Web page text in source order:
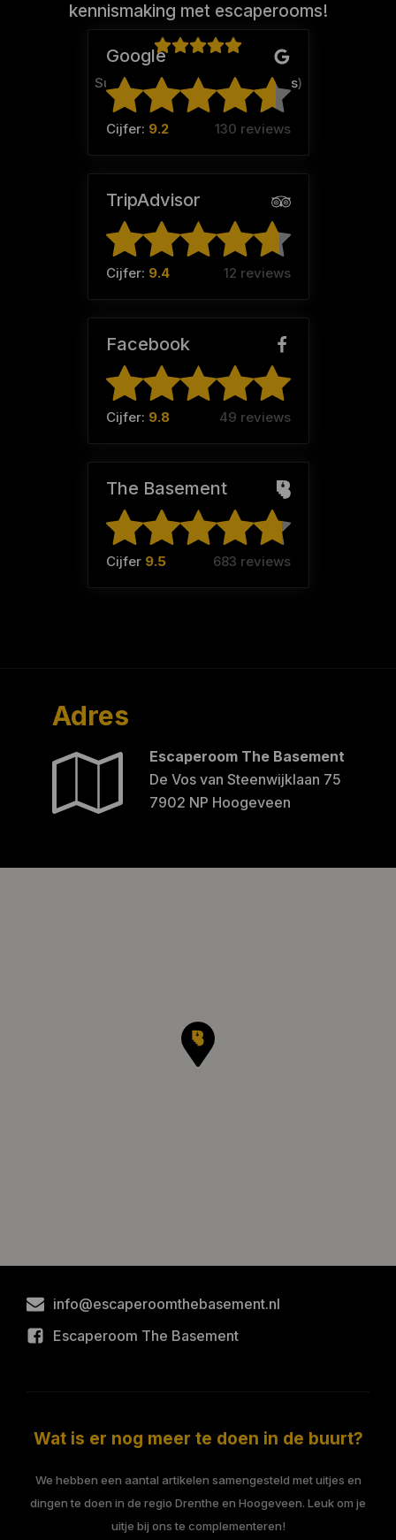
kennismaking met escaperooms!
Susanne Slot (Team:De Slotties)
Google
Cijfer: 9.2 130 reviews
TripAdvisor
Cijfer: 9.4 12 reviews
Facebook
Cijfer: 9.8 49 reviews
The Basement
Cijfer 9.5 683 reviews
Adres
Escaperoom The Basement
De Vos van Steenwijklaan 75
7902 NP Hoogeveen
info@escaperoomthebasement.nl
Escaperoom The Basement
Wat is er nog meer te doen in de buurt?
We hebben een aantal artikelen samengesteld met uitjes en
dingen te doen in de regio Drenthe en Hoogeveen. Leuk om je
uitje bij ons te complementeren!